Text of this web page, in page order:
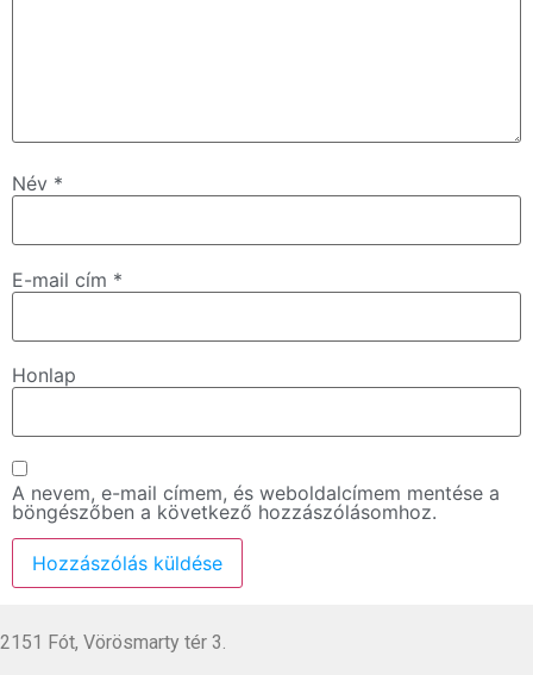
Név *
E-mail cím *
Honlap
A nevem, e-mail címem, és weboldalcímem mentése a
böngészőben a következő hozzászólásomhoz.
2151 Fót, Vörösmarty tér 3.